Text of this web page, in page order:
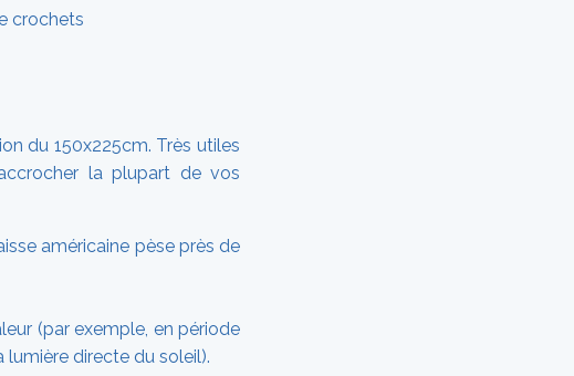
crochets
du 150x225cm. Très utiles
la plupart de vos
américaine pèse près de
(par exemple, en période
directe du soleil).